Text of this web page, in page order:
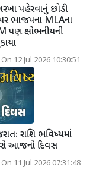
પહેરવાનું છોડી
ભાજપના MLAના
પણ ક્ષોભનીયની
12 Jul 2026 10:30:51
રાશિ ભવિષ્યમાં
આજનો દિવસ
11 Jul 2026 07:31:48